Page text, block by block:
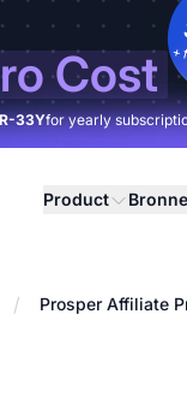
Cost +
33Yfor yearly
Product
/ Prosper Affiliate